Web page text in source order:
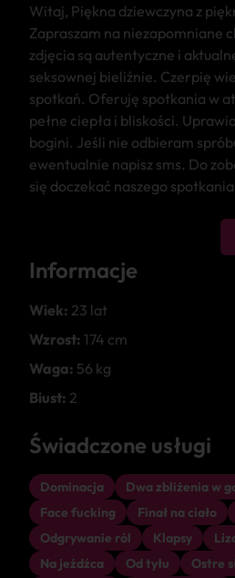
Witaj, Piękna dziewczyna z
Zapraszam na niezapomniane
zdjęcia są autentyczne i
seksownej bieliźnie. Czerpię
spotkań. Oferuję spotkania w
pełne ciepła i bliskości.
bogini. Jeśli nie odbieram
ewentualnie napisz sms. Do
się doczekać naszego
Informacje
Wiek: 23 lat
Wzrost: 174 cm
Waga: 56 kg
Biust: 2
Świadczone usługi
Dominacja Dwa zbliżenia w
Face fucking
Finał na ciało
Odgrywanie ról
Klapsy
Na jeźdźca
Od tyłu Ostre